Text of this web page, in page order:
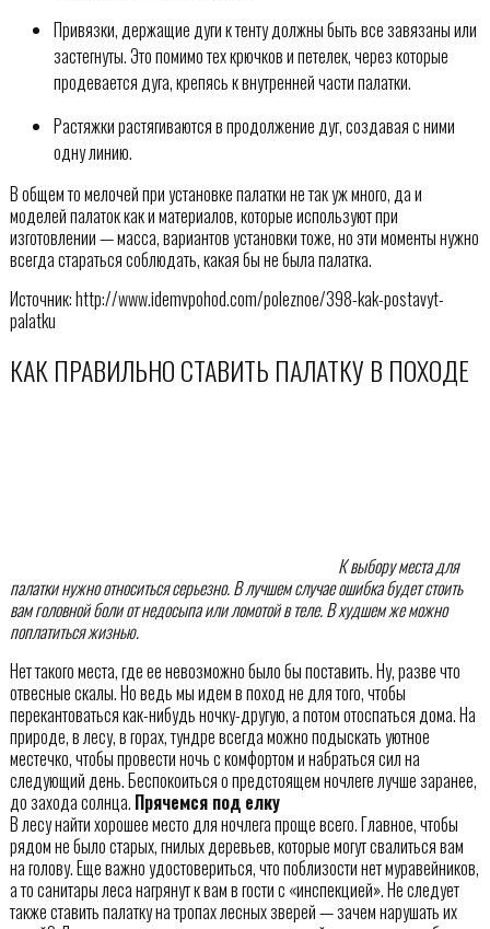
Привязки, держащие дуги к тенту должны быть все завязаны или
застегнуты. Это помимо тех крючков и петелек, через которые
продевается дуга, крепясь к внутренней части палатки.
Растяжки растягиваются в продолжение дуг, создавая с ними
одну линию.
В общем то мелочей при установке палатки не так уж много, да и
моделей палаток как и материалов, которые используют при
изготовлении — масса, вариантов установки тоже, но эти моменты нужно
всегда стараться соблюдать, какая бы не была палатка.
Источник: http://www.idemvpohod.com/poleznoe/398-kak-postavyt-
palatku
КАК ПРАВИЛЬНО СТАВИТЬ ПАЛАТКУ В ПОХОДЕ
К выбору места для
палатки нужно относиться серьезно. В лучшем случае ошибка будет стоить
вам головной боли от недосыпа или ломотой в теле. В худшем же можно
поплатиться жизнью.
Нет такого места, где ее невозможно было бы поставить. Ну, разве что
отвесные скалы. Но ведь мы идем в поход не для того, чтобы
перекантоваться как-нибудь ночку-другую, а потом отоспаться дома. На
природе, в лесу, в горах, тундре всегда можно подыскать уютное
местечко, чтобы провести ночь с комфортом и набраться сил на
следующий день. Беспокоиться о предстоящем ночлеге лучше заранее,
до захода солнца. Прячемся под елку
В лесу найти хорошее место для ночлега проще всего. Главное, чтобы
рядом не было старых, гнилых деревьев, которые могут свалиться вам
на голову. Еще важно удостовериться, что поблизости нет муравейников,
а то санитары леса нагрянут к вам в гости с «инспекцией». Не следует
также ставить палатку на тропах лесных зверей — зачем нарушать их